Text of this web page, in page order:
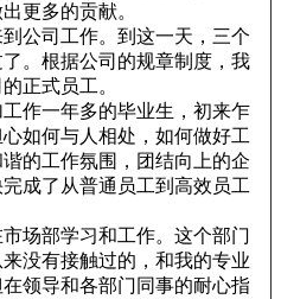
更多的贡献。
公司工作。到这一天，三个
。根据公司的规章制度，我
正式员工。
作一年多的毕业生，初来乍
如何与人相处，如何做好工
的工作氛围，团结向上的企
成了从普通员工到高效员工
场部学习和工作。这个部门
没有接触过的，和我的专业
领导和各部门同事的耐心指